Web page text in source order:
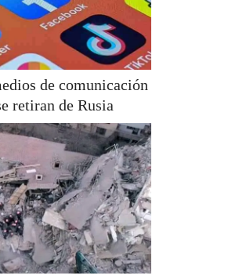
de comunicación
retiran de Rusia